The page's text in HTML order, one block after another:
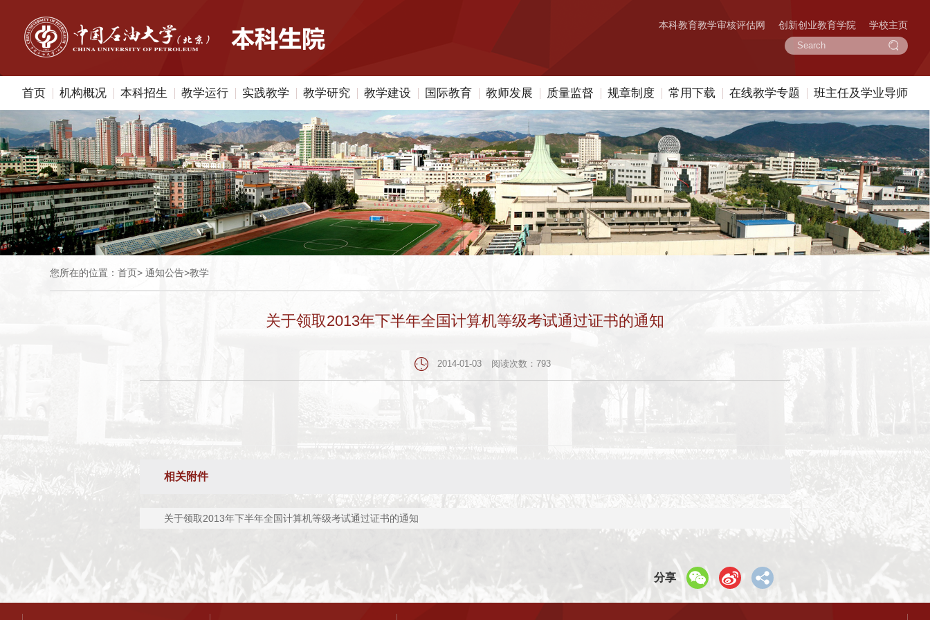
本科教育教学审核评估网 创新创业教育学院 学校主页
首页 机构概况 本科招生 教学运行 实践教学 教学研究 教学建设 国际教育 教师发展 质量监督 规章制度 常用下载 在线教学专题 班主任及学业导师
您所在的位置： 首页> 通知公告>教学
关于领取2013年下半年全国计算机等级考试通过证书的通知
2014-01-03 阅读次数： 793
相关附件
关于领取2013年下半年全国计算机等级考试通过证书的通知
分享